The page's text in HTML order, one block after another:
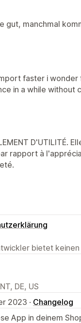
gut, manchmal
faster i
in a while without
D'UTILITÉ.
rapport à
bietet
DE, US
2023 · Changelog
App in deinem